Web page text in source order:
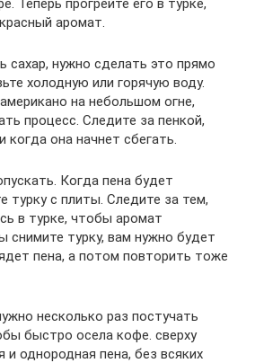
аромат.
сахар, нужно сделать это прямо
холодную или горячую воду.
на небольшом огне,
процесс. Следите за пенкой,
когда она начнет сбегать.
Когда пена будет
турку с плиты. Следите за тем,
в турке, чтобы аромат
снимите турку, вам нужно будет
пена, а потом повторить тоже
несколько раз постучать
быстро осела кофе. сверху
однородная пена, без всяких